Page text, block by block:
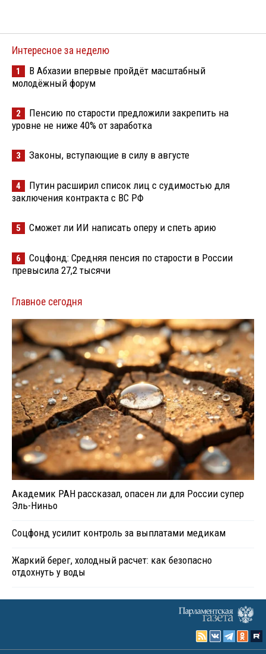
Интересное за неделю
1
В Абхазии впервые пройдёт масштабный
молодёжный форум
2
Пенсию по старости предложили закрепить на
уровне не ниже 40% от заработка
3 Законы, вступающие в силу в августе
4
Путин расширил список лиц с судимостью для
заключения контракта с ВС РФ
5 Сможет ли ИИ написать оперу и спеть арию
6
Соцфонд: Средняя пенсия по старости в России
превысила 27,2 тысячи
Главное сегодня
Академик РАН рассказал, опасен ли для России супер
Эль-Ниньо
Соцфонд усилит контроль за выплатами медикам
Жаркий берег, холодный расчет: как безопасно
отдохнуть у воды